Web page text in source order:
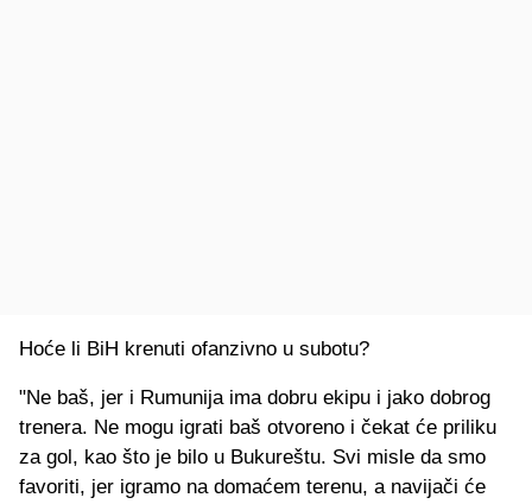
Hoće li BiH krenuti ofanzivno u subotu?
"Ne baš, jer i Rumunija ima dobru ekipu i jako dobrog
trenera. Ne mogu igrati baš otvoreno i čekat će priliku
za gol, kao što je bilo u Bukureštu. Svi misle da smo
favoriti, jer igramo na domaćem terenu, a navijači će